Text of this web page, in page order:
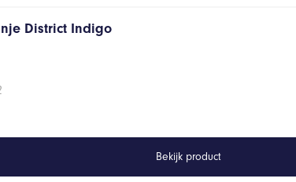
District Indigo
Bekijk product